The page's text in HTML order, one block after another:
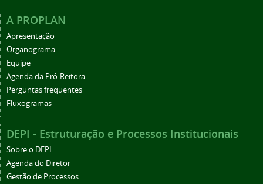
A PROPLAN
Apresentação
Organograma
Equipe
Agenda da Pró-Reitora
Perguntas frequentes
Fluxogramas
DEPI - Estruturação e Processos Institucionais
Sobre o DEPI
Agenda do Diretor
Gestão de Processos